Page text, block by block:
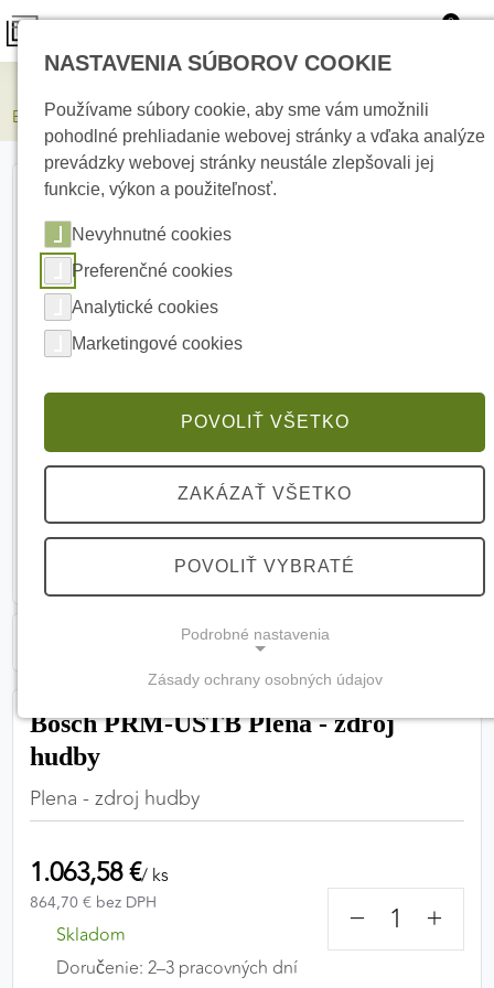
0
Bosch PRM-USTB Plena - zdroj hudby
Bosch PRM-USTB Plena - zdroj
hudby
Plena - zdroj hudby
1.063,58 €/ ks
864,70 € bez DPH
Skladom
Doručenie: 2–3 pracovných dní
− +
NASTAVENIA SÚBOROV COOKIE
Používame súbory cookie, aby sme vám umožnili
pohodlné prehliadanie webovej stránky a vďaka analýze
prevádzky webovej stránky neustále zlepšovali jej
funkcie, výkon a použiteľnosť.
Nevyhnutné cookies
Preferenčné cookies
Analytické cookies
Marketingové cookies
POVOLIŤ VŠETKO
ZAKÁZAŤ VŠETKO
POVOLIŤ VYBRATÉ
Podrobné nastavenia
(vždy aktívne, nemožno vypnúť)
Tieto cookies sú potrebné na správne fungovanie
webovej stránky a bez nich by nebolo možné
Nevyhnutné cookies
PREFERENČNÉ COOKIES
Zásady ochrany osobných údajov